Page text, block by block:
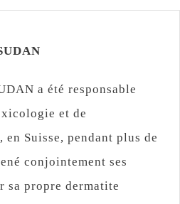
a été responsable
et de
Suisse, pendant plus de
conjointement ses
sa propre dermatite